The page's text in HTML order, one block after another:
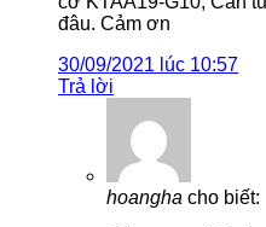
đâu. Cảm ơn
30/09/2021 lúc 10:57
Trả lời
hoangha cho biết: